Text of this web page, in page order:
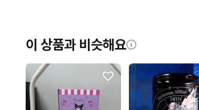
이 상품과 비슷해요